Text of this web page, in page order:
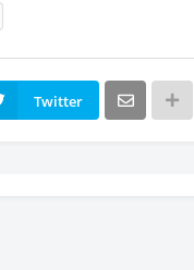
Twitter